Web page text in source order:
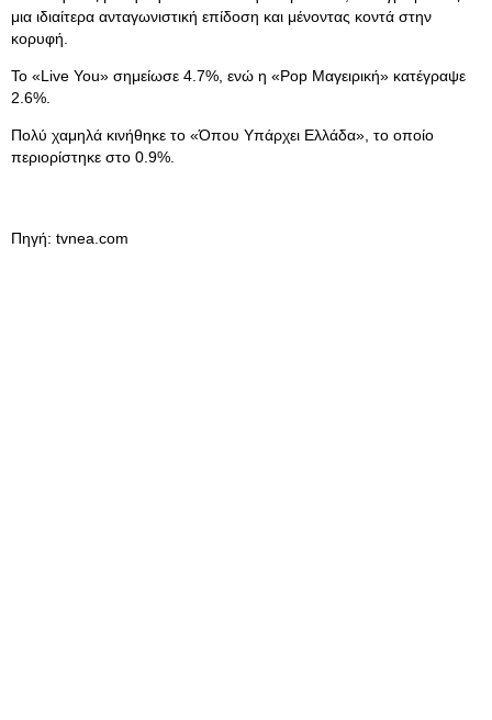
μια ιδιαίτερα ανταγωνιστική επίδοση και μένοντας κοντά στην
κορυφή.
Το «Live You» σημείωσε 4.7%, ενώ η «Pop Μαγειρική» κατέγραψε
2.6%.
Πολύ χαμηλά κινήθηκε το «Όπου Υπάρχει Ελλάδα», το οποίο
περιορίστηκε στο 0.9%.
Πηγή: tvnea.com